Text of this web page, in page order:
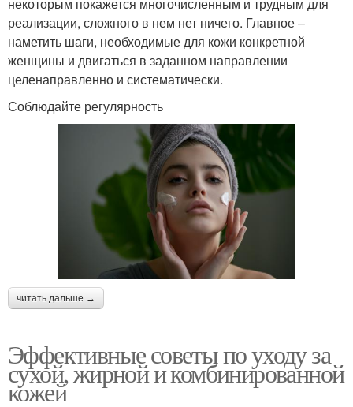
реализации, сложного в нем нет ничего. Главное –
наметить шаги, необходимые для кожи конкретной
женщины и двигаться в заданном направлении
целенаправленно и систематически.
Соблюдайте регулярность
читать дальше →
Эффективные советы по уходу за
сухой, жирной и комбинированной
кожей